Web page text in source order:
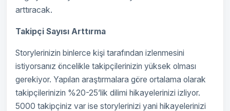
arttıracak.
Takipçi Sayısı Arttırma
Storylerinizin binlerce kişi tarafından izlenmesini
istiyorsanız öncelikle takipçilerinizin yüksek olması
gerekiyor. Yapılan araştırmalara göre ortalama olarak
takipçilerinizin %20-25’lik dilimi hikayelerinizi izliyor.
5000 takipçiniz var ise storylerinizi yani hikayelerinizi